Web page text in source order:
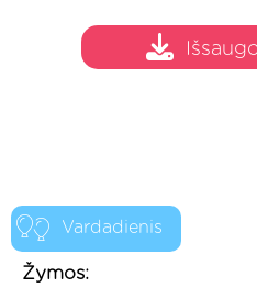
Vardadienis
Žymos: